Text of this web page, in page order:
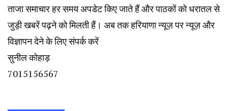
ताजा समाचार हर समय अपडेट किए जाते हैं और पाठकों को धरातल से
जुड़ी खबरें पढ़ने को मिलती हैं। अब तक हरियाणा न्यूज़ पर न्यूज़ और
विज्ञापन देने के लिए संपर्क करें
सुनील कोहाड़
7015156567